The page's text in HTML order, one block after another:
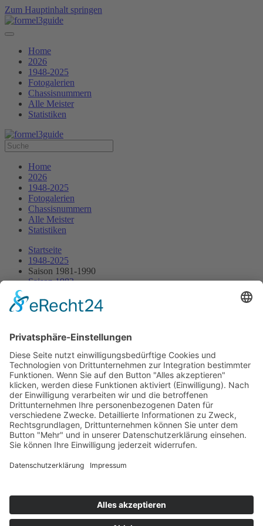
Zum Hauptinhalt springen
Home
2026
1948-2025
Fotogalerien
Chassisnummern
Alle Meister
Statistiken
Home
2026
1948-2025
Fotogalerien
Chassisnummern
Alle Meister
Statistiken
Startseite
1948-2025
Saison 1981-1990
Saison 1982
10.10.1982 - Dünsberg
Streckenskizze Programmheft
Alle Ergebnisse:
Nennungsliste
Ergebnis Rennen
Impressum
Jahrbuch